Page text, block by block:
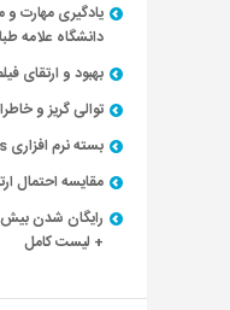
یادگیری مهارت
دانشگاه علامه
بهبود و ارتقای
توالی گریز و
بسته نرم افزاری Primitives
مقایسه احتمال
+ لیست کامل